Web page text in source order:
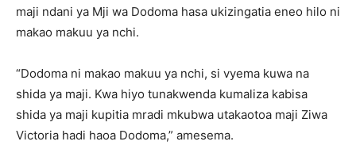
maji ndani ya Mji wa Dodoma hasa ukizingatia eneo hilo ni
makao makuu ya nchi.
“Dodoma ni makao makuu ya nchi, si vyema kuwa na
shida ya maji. Kwa hiyo tunakwenda kumaliza kabisa
shida ya maji kupitia mradi mkubwa utakaotoa maji Ziwa
Victoria hadi haoa Dodoma,” amesema.